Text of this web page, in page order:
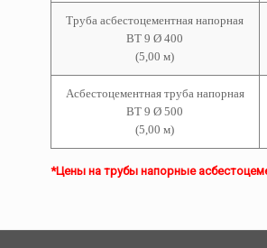
Труба асбестоцементная напорная
ВТ 9 Ø 400
(5,00 м)
Асбестоцементная труба напорная
ВТ 9 Ø 500
(5,00 м)
*Цены на трубы напорные